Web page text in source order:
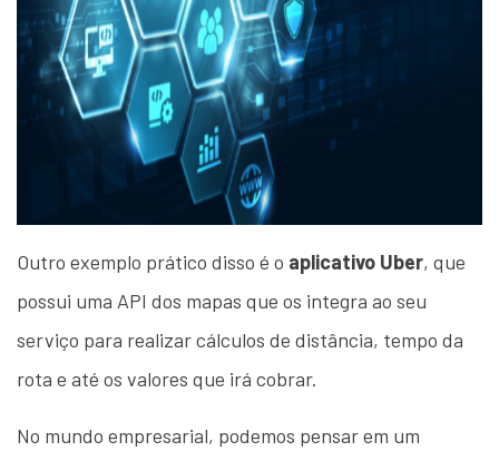
Outro exemplo prático disso é o aplicativo Uber, que
possui uma API dos mapas que os integra ao seu
serviço para realizar cálculos de distância, tempo da
rota e até os valores que irá cobrar.
No mundo empresarial, podemos pensar em um